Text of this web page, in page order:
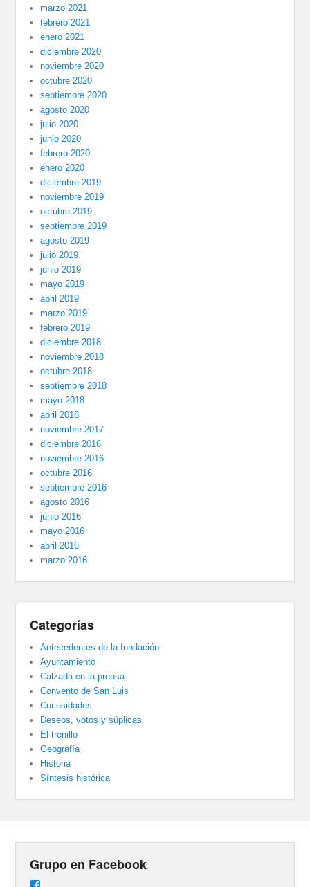
marzo 2021
febrero 2021
enero 2021
diciembre 2020
noviembre 2020
octubre 2020
septiembre 2020
agosto 2020
julio 2020
junio 2020
febrero 2020
enero 2020
diciembre 2019
noviembre 2019
octubre 2019
septiembre 2019
agosto 2019
julio 2019
junio 2019
mayo 2019
abril 2019
marzo 2019
febrero 2019
diciembre 2018
noviembre 2018
octubre 2018
septiembre 2018
mayo 2018
abril 2018
noviembre 2017
diciembre 2016
noviembre 2016
octubre 2016
septiembre 2016
agosto 2016
junio 2016
mayo 2016
abril 2016
marzo 2016
Categorías
Antecedentes de la fundación
Ayuntamiento
Calzada en la prensa
Convento de San Luis
Curiosidades
Deseos, votos y súplicas
El trenillo
Geografía
Historia
Síntesis histórica
Grupo en Facebook